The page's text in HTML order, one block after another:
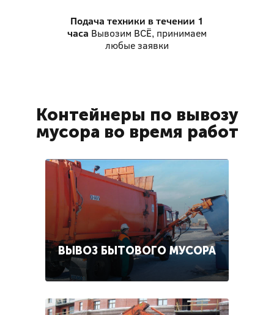
Подача техники в течении 1
часа Вывозим ВСЁ, принимаем
любые заявки
Контейнеры по вывозу
мусора во время работ
ВЫВОЗ БЫТОВОГО МУСОРА